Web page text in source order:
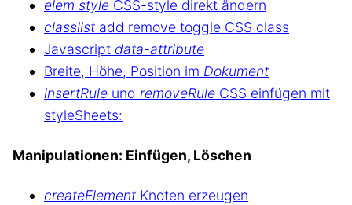
elem style CSS-style direkt ändern
classlist add remove toggle CSS class
Javascript data-attribute
Breite, Höhe, Position im Dokument
insertRule und removeRule CSS einfügen mit
styleSheets:
Manipulationen: Einfügen, Löschen
createElement Knoten erzeugen